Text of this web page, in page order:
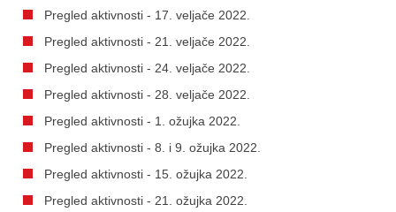
Pregled aktivnosti - 17. veljače 2022.
Pregled aktivnosti - 21. veljače 2022.
Pregled aktivnosti - 24. veljače 2022.
Pregled aktivnosti - 28. veljače 2022.
Pregled aktivnosti - 1. ožujka 2022.
Pregled aktivnosti - 8. i 9. ožujka 2022.
Pregled aktivnosti - 15. ožujka 2022.
Pregled aktivnosti - 21. ožujka 2022.